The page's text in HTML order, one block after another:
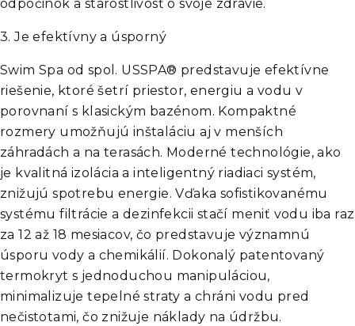
odpočinok a starostlivosť o svoje zdravie.
3.Je efektívny a úsporný
Swim Spa od spol. USSPA® predstavuje efektívne
riešenie, ktoré šetrí priestor, energiu a vodu v
porovnaní s klasickým bazénom. Kompaktné
rozmery umožňujú inštaláciu aj v menších
záhradách a na terasách. Moderné technológie, ako
je kvalitná izolácia a inteligentný riadiaci systém,
znižujú spotrebu energie. Vďaka sofistikovanému
systému filtrácie a dezinfekcii stačí meniť vodu iba raz
za 12 až 18 mesiacov, čo predstavuje významnú
úsporu vody a chemikálií. Dokonalý patentovaný
termokryt s jednoduchou manipuláciou,
minimalizuje tepelné straty a chráni vodu pred
nečistotami, čo znižuje náklady na údržbu.